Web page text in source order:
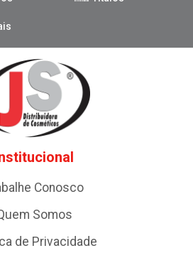
Conosco
Somos
de Privacidade